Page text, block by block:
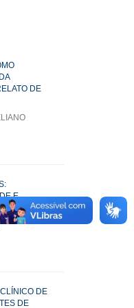
DE
E
DE
DE